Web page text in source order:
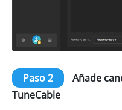
Paso 2
Añade
TuneCable